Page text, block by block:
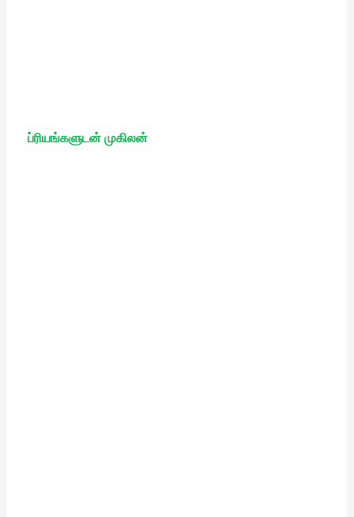
ப்ரியங்களுடன் முகிலன்